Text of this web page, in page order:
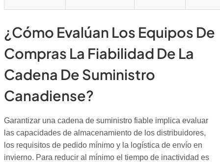
¿Cómo Evalúan Los Equipos De
Compras La Fiabilidad De La
Cadena De Suministro
Canadiense?
Garantizar una cadena de suministro fiable implica evaluar
las capacidades de almacenamiento de los distribuidores,
los requisitos de pedido mínimo y la logística de envío en
invierno. Para reducir al mínimo el tiempo de inactividad es